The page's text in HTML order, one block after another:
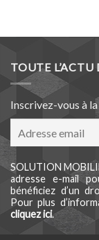
TOUTE
Inscrivez-vous à
SOLUTION
adresse e-mail
bénéficiez d’un
Pour plus
cliquez ici.